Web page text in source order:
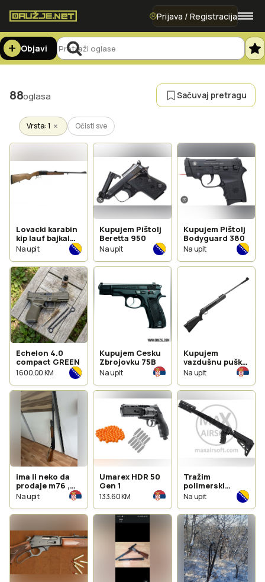
Prijava / Registracija
Objavi
88oglasa Sačuvaj pretragu
Vrsta: 1 × Očisti sve
Lovacki karabin
kip lauf bajkal
243 wincister
KUPUJEM
Na upit
Kupujem Pištolj
Beretta 950
Na upit
Kupujem Pištolj
Bodyguard 380
Na upit
Echelon 4.0
compact GREEN
1 600.00 KM
Kupujem Cesku
Zbrojovku 75B
Na upit
Kupujem
vazdušnu pušku
Velika Mađarica
Na upit
ima li neko da
prodaje m76 ,
m91 , lovacke
karabine i
lovacke puske i
Na upit
Umarex HDR 50
Gen 1
133.60 KM
Tražim
polimerski
kundak za
papovku
Na upit